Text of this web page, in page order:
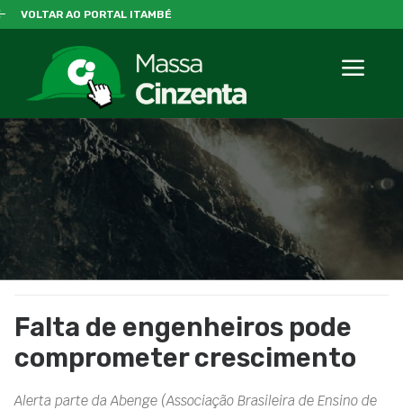
VOLTAR AO PORTAL ITAMBÉ
Falta de engenheiros pode
comprometer crescimento
Alerta parte da Abenge (Associação Brasileira de Ensino de